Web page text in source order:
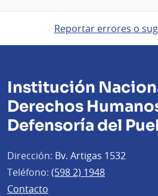
Reportar errores o
Institución
Derechos
Defensoría del
Dirección: Bv. Artigas 1532
Teléfono: (598 2) 1948
Contacto